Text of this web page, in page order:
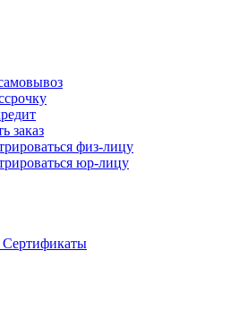
заказ
физ-лицу
юр-лицу